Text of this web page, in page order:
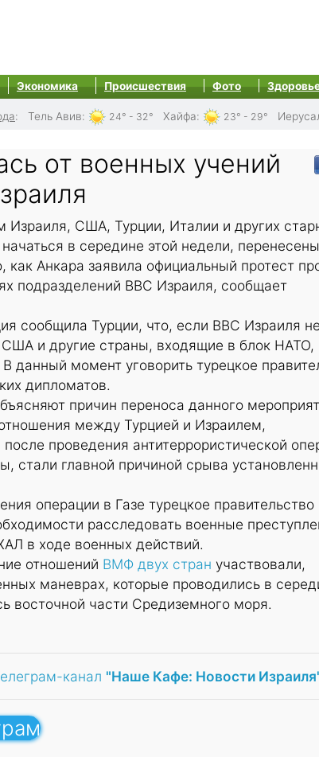
Экономика Происшествия Фото
: Тель Авив: 24° - 32° Хайфа: 23° - 29°
от военных учений
Израиля, США, Турции, Италии и других
в середине этой недели,
как Анкара заявила официальный протест
подразделений ВВС Израиля, сообщает
сообщила Турции, что, если ВВС Израиля
США и другие страны, входящие в блок НАТО,
данный момент уговорить турецкое
дипломатов.
причин переноса данного
между Турцией и Израилем,
проведения антитеррористической
стали главной причиной срыва
операции в Газе турецкое правительство
расследовать военные
в ходе военных действий.
отношений ВМФ двух стран участвовали,
маневрах, которые проводились в
восточной части Средиземного моря.
канал "Наше Кафе: Новости